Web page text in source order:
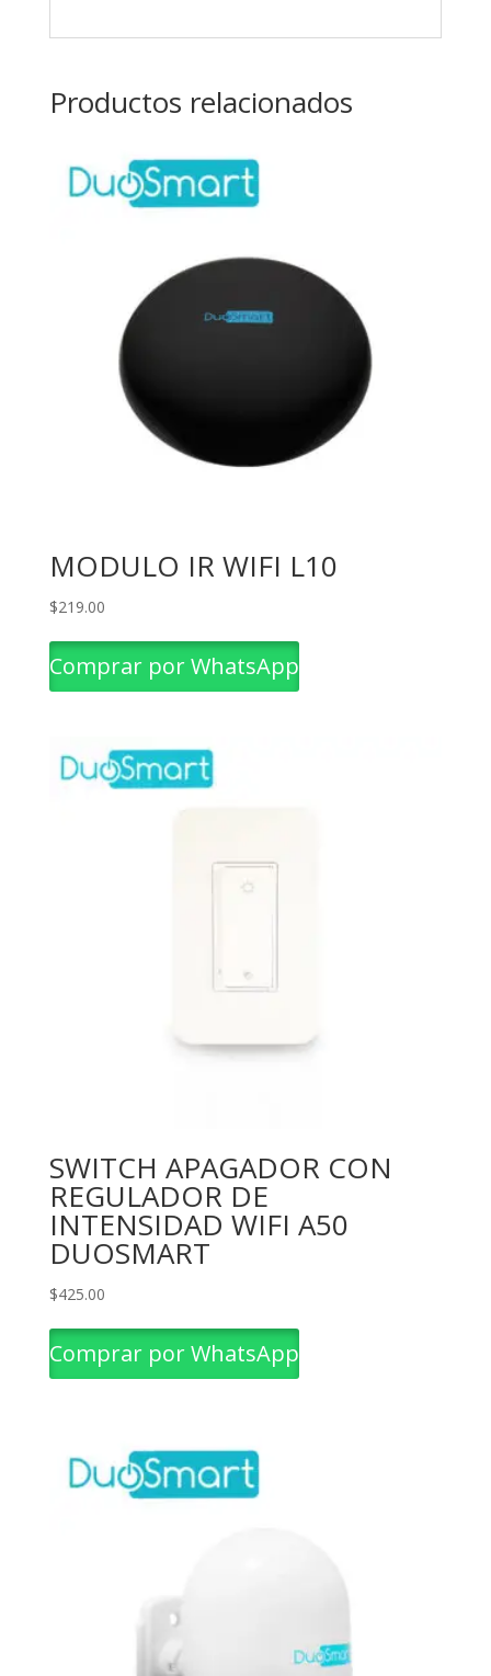
Productos relacionados
MODULO IR WIFI L10
$219.00
Comprar por WhatsApp
SWITCH APAGADOR CON
REGULADOR DE
INTENSIDAD WIFI A50
DUOSMART
$425.00
Comprar por WhatsApp